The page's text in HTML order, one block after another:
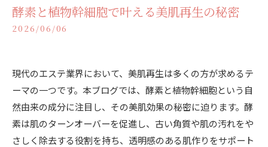
酵素と植物幹細胞で叶える美肌再生の秘密
2026/06/06
現代のエステ業界において、美肌再生は多くの方が求めるテ
ーマの一つです。本ブログでは、酵素と植物幹細胞という自
然由来の成分に注目し、その美肌効果の秘密に迫ります。酵
素は肌のターンオーバーを促進し、古い角質や肌の汚れをや
さしく除去する役割を持ち、透明感のある肌作りをサポート